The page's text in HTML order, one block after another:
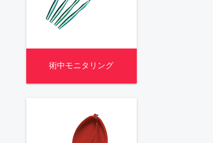
術中モニタリング